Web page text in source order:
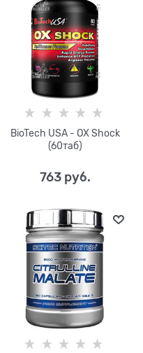
BioTech USA - OX Shock
(60таб)
763 руб.